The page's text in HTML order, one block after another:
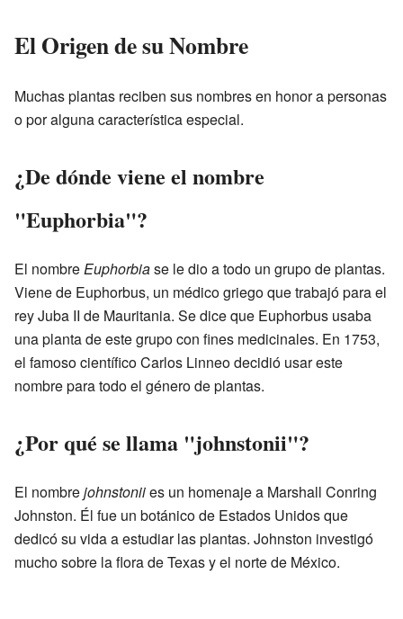
El Origen de su Nombre
Muchas plantas reciben sus nombres en honor a personas
o por alguna característica especial.
¿De dónde viene el nombre
"Euphorbia"?
El nombreEuphorbiase le dio a todo un grupo de plantas.
Viene de Euphorbus, un médico griego que trabajó para el
rey Juba II de Mauritania. Se dice que Euphorbus usaba
una planta de este grupo con fines medicinales. En 1753,
el famoso científico Carlos Linneo decidió usar este
nombre para todo el género de plantas.
¿Por qué se llama "johnstonii"?
El nombrejohnstoniies un homenaje a Marshall Conring
Johnston. Él fue un botánico de Estados Unidos que
dedicó su vida a estudiar las plantas. Johnston investigó
mucho sobre la flora de Texas y el norte de México.